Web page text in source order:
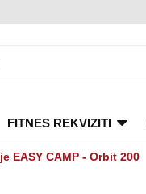
FITNES REKVIZITI
EASY CAMP - Orbit 200